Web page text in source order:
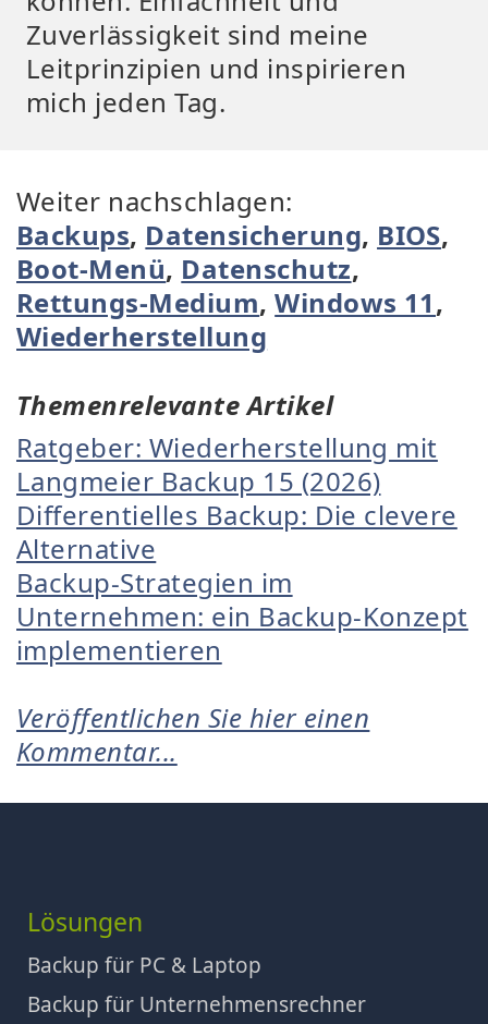
Zuverlässigkeit sind meine
Leitprinzipien und inspirieren
mich jeden Tag.
Weiter nachschlagen:
Backups, Datensicherung, BIOS,
Boot-Menü, Datenschutz,
Rettungs-Medium,Windows 11,
Wiederherstellung
Themenrelevante Artikel
Ratgeber: Wiederherstellung mit
Langmeier Backup 15 (2026)
Differentielles Backup: Die clevere
Alternative
Backup-Strategien im
Unternehmen: ein Backup-Konzept
implementieren
Veröffentlichen Sie hier einen
Kommentar...
Lösungen
Backup für PC & Laptop
Backup für Unternehmensrechner